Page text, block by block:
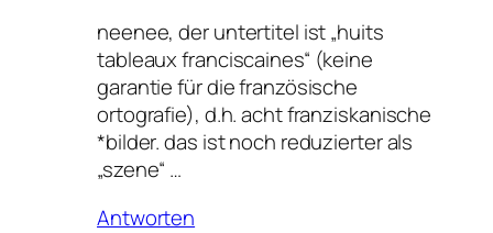
neenee, der untertitel ist „huits
tableaux franciscaines“ (keine
garantie für die französische
ortografie), d.h. acht franziskanische
*bilder. das ist noch reduzierter als
„szene“ …
Antworten